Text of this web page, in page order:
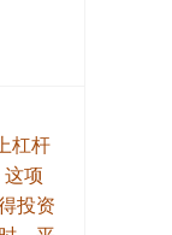
杠杆
项
投资